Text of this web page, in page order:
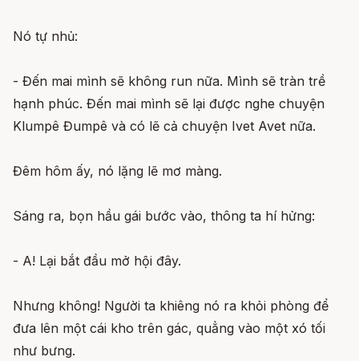
Nó tự nhủ:
- Đến mai mình sẽ không run nữa. Mình sẽ tràn trề
hạnh phúc. Đến mai mình sẽ lại được nghe chuyện
Klumpê Đumpê và có lẽ cả chuyện Ivet Avet nữa.
Đêm hôm ấy, nó lặng lẽ mơ màng.
Sáng ra, bọn hầu gái bước vào, thông ta hí hửng:
- A! Lại bắt đầu mở hội đây.
Nhưng không! Người ta khiêng nó ra khỏi phòng để
đưa lên một cái kho trên gác, quẳng vào một xó tối
như bưng.